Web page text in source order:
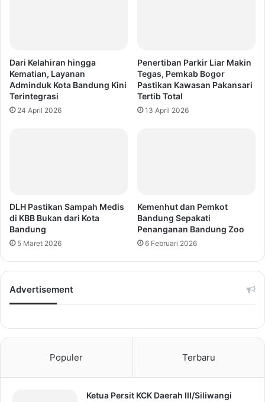
Dari Kelahiran hingga
Kematian, Layanan
Adminduk Kota Bandung Kini
Terintegrasi
24 April 2026
Penertiban Parkir Liar Makin
Tegas, Pemkab Bogor
Pastikan Kawasan Pakansari
Tertib Total
13 April 2026
DLH Pastikan Sampah Medis
di KBB Bukan dari Kota
Bandung
5 Maret 2026
Kemenhut dan Pemkot
Bandung Sepakati
Penanganan Bandung Zoo
6 Februari 2026
Advertisement
Populer Terbaru
Ketua Persit KCK Daerah III/Siliwangi